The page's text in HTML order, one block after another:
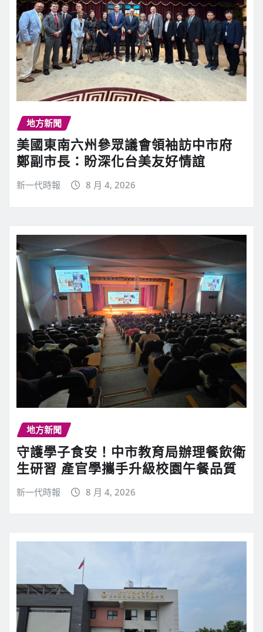
地方新聞
美國東南六州參眾議會領袖訪中市府
鄭副市長：盼深化台美友好情誼
新一代時報 8 月 4, 2026
地方新聞
守護學子食安！中市教育局辦理餐飲衛
生研習 產官學攜手升級校園午餐品質
新一代時報 8 月 4, 2026